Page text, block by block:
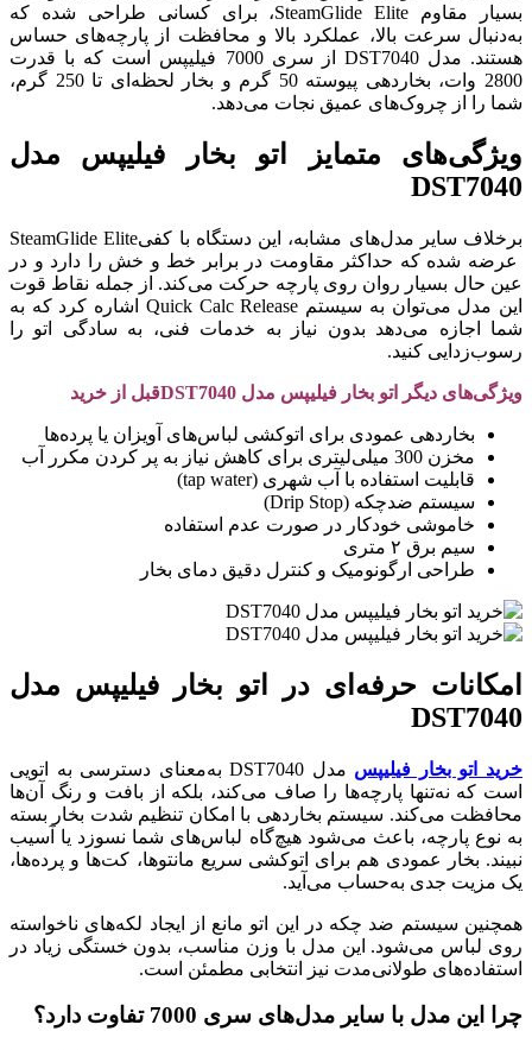
بسیار مقاوم SteamGlide Elite، برای کسانی طراحی شده که
به‌دنبال سرعت بالا، عملکرد بالا و محافظت از پارچه‌های حساس
هستند. مدل DST7040 از سری 7000 فیلیپس است که با قدرت
2800 وات، بخاردهی پیوسته 50 گرم و بخار لحظه‌ای تا 250 گرم،
شما را از چروک‌های عمیق نجات می‌دهد.
ویژگی‌های متمایز اتو بخار فیلیپس مدل
DST7040
برخلاف سایر مدل‌های مشابه، این دستگاه با کفیSteamGlide Elite
عرضه شده که حداکثر مقاومت در برابر خط و خش را دارد و در
عین حال بسیار روان روی پارچه حرکت می‌کند. از جمله نقاط قوت
این مدل می‌توان به سیستم Quick Calc Release اشاره کرد که به
شما اجازه می‌دهد بدون نیاز به خدمات فنی، به سادگی اتو را
رسوب‌زدایی کنید.
ویژگی‌های دیگر اتو بخار فیلیپس مدل DST7040قبل از خرید
بخاردهی عمودی برای اتوکشی لباس‌های آویزان یا پرده‌ها
مخزن 300 میلی‌لیتری برای کاهش نیاز به پر کردن مکرر آب
قابلیت استفاده با آب شهری (tap water)
سیستم ضدچکه (Drip Stop)
خاموشی خودکار در صورت عدم استفاده
سیم برق ۲ متری
طراحی ارگونومیک و کنترل دقیق دمای بخار
امکانات حرفه‌ای در اتو بخار فیلیپس مدل
DST7040
خرید اتو بخار فیلیپس
مدل DST7040 به‌معنای دسترسی به اتویی
است که نه‌تنها پارچه‌ها را صاف می‌کند، بلکه از بافت و رنگ آن‌ها
محافظت می‌کند. سیستم بخاردهی با امکان تنظیم شدت بخار بسته
به نوع پارچه، باعث می‌شود هیچ‌گاه لباس‌های شما نسوزد یا آسیب
نبیند. بخار عمودی هم برای اتوکشی سریع مانتوها، کت‌ها و پرده‌ها،
یک مزیت جدی به‌حساب می‌آید.
همچنین سیستم ضد چکه در این اتو مانع از ایجاد لکه‌های ناخواسته
روی لباس می‌شود. این مدل با وزن مناسب، بدون خستگی زیاد در
استفاده‌های طولانی‌مدت نیز انتخابی مطمئن است.
چرا این مدل با سایر مدل‌های سری 7000 تفاوت دارد؟